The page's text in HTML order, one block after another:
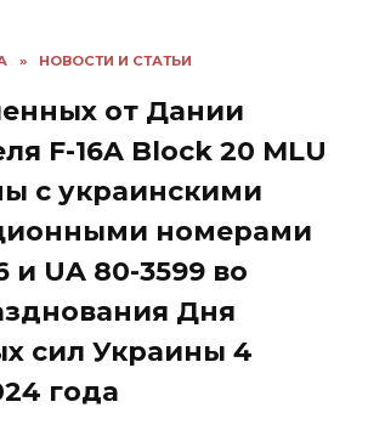
» НОВОСТИ И СТАТЬИ
от Дании
F-16A Block 20 MLU
с украинскими
номерами
и UA 80-3599 во
Дня
сил Украины 4
года